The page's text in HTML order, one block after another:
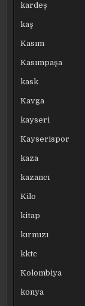
kardeş
kaş
Kasım
Kasımpaşa
kask
Kavga
kayseri
Kayserispor
kaza
kazancı
Kilo
kitap
kırmızı
kktc
Kolombiya
konya